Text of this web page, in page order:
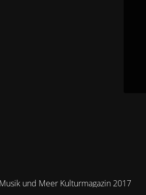
und Meer Kulturmagazin 2017